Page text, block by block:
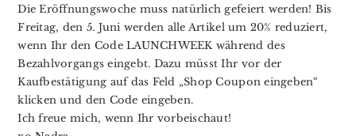
Die Eröffnungswoche muss natürlich gefeiert werden! Bis
Freitag, den 5. Juni werden alle Artikel um 20% reduziert,
wenn Ihr den Code LAUNCHWEEK während des
Bezahlvorgangs eingebt. Dazu müsst Ihr vor der
Kaufbestätigung auf das Feld „Shop Coupon eingeben“
klicken und den Code eingeben.
Ich freue mich, wenn Ihr vorbeischaut!